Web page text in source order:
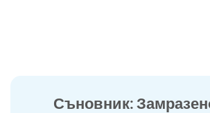
Съновник: